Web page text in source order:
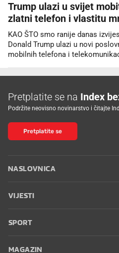
Trump ulazi u svijet
zlatni telefon i vlastitu
KAO ŠTO smo ranije danas
Donald Trump ulazi u novi
mobilnih telefona i
Pretplatite se na Index
Podržite neovisno novinarstvo i čitajte
Pretplatite se
NASLOVNICA
VIJESTI
SPORT
MAGAZIN